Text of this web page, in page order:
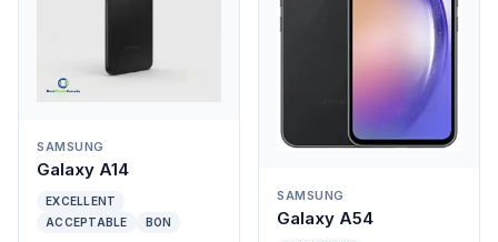
SAMSUNG
Galaxy A14
EXCELLENT
ACCEPTABLE
BON
SAMSUNG
Galaxy A54